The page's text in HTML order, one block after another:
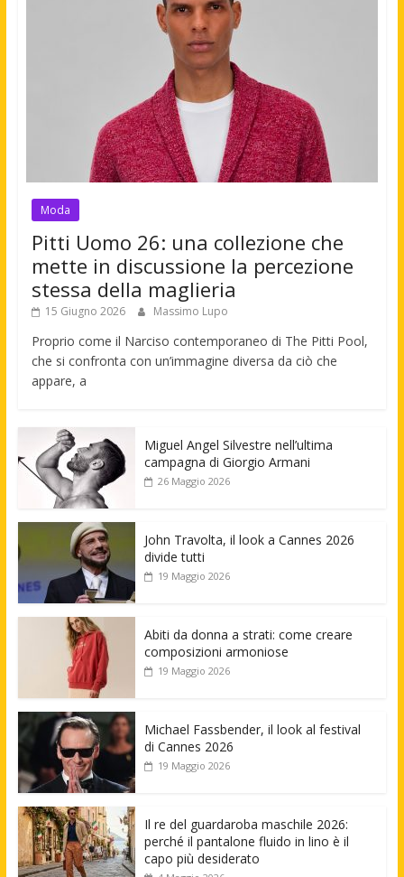
Moda
Pitti Uomo 26: una collezione che
mette in discussione la percezione
stessa della maglieria
15 Giugno 2026 Massimo Lupo
Proprio come il Narciso contemporaneo di The Pitti Pool,
che si confronta con un’immagine diversa da ciò che
appare, a
Miguel Angel Silvestre nell’ultima
campagna di Giorgio Armani
26 Maggio 2026
John Travolta, il look a Cannes 2026
divide tutti
19 Maggio 2026
Abiti da donna a strati: come creare
composizioni armoniose
19 Maggio 2026
Michael Fassbender, il look al festival
di Cannes 2026
19 Maggio 2026
Il re del guardaroba maschile 2026:
perché il pantalone fluido in lino è il
capo più desiderato